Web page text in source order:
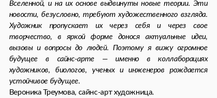
дополненную реальность для создания выставок,
которые существуют одновременно в физическом
и цифровом пространствах, освобождая искусство
от географических и архитектурных ограничений.
Искусство освобождается от материальных
ограничений и входит в эпоху неограниченных
возможностей. Будущее, вероятно, будет
определяться не столько отдельными
технологическими прорывами, сколько